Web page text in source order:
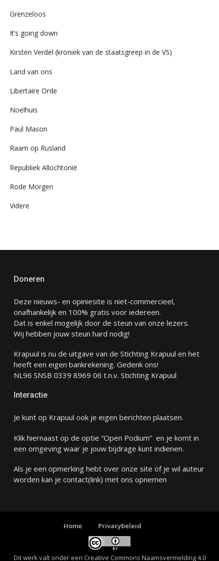
Grenzeloos
It’s going down
Kirsten Verdel (kroniek van de staatsgreep in de VS)
Land van ons
Libertaire Orde
Noelhuis
Paul Mason
Raam op Rusland
Republiek Allochtonië
Rode Morgen
Videre
Doneren
Deze nieuws- en opiniesite is niet-commercieel,
onafhankelijk en 100% gratis voor iedereen.
Dat is enkel mogelijk door de steun van onze lezers.
Wij hebben jouw steun hard nodig!
Krapuul is nu de uitgave van de Stichting Krapuul en het
heeft een eigen bankrekening. Gedenk ons!
NL96 SNSB 0339 8969 06 t.n.v. Stichting Krapuul
Interactie
Je kunt op Krapuul ook je eigen berichten plaatsen.
Klik hiernaast op de optie “Open Podium” en je komt in
een omgeving waar je jouw bijdrage kunt indienen.
Als je een opmerking hebt over onze site of je wil auteur
worden kan je contact(link) met ons opnemen
Home Privacybeleid
Dit werk valt onder een Creative Commons Naamsvermelding 4.0